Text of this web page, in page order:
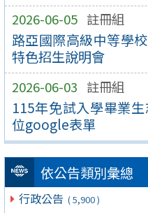
2026-06-05 註冊組
路亞國際高級中等學
特色招生說明會
2026-06-03 註冊組
115年免試入學畢業
位google表單
依公告類別彙總
行政公告 ( 5,900 )